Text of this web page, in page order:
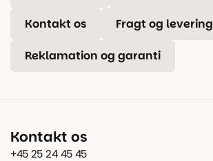
Kontakt os Fragt og levering
Reklamation og garanti
Kontakt os
+45 25 24 45 45